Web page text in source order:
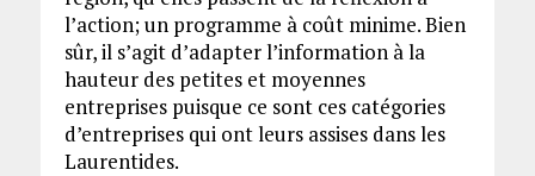
l’action; un programme à coût minime. Bien
sûr, il s’agit d’adapter l’information à la
hauteur des petites et moyennes
entreprises puisque ce sont ces catégories
d’entreprises qui ont leurs assises dans les
Laurentides.